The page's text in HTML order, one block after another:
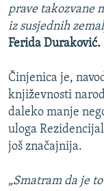
prave takozvane
iz susjednih
Ferida Duraković.
Činjenica je,
književnosti
daleko manje
uloga
još značajnija.
„Smatram da je